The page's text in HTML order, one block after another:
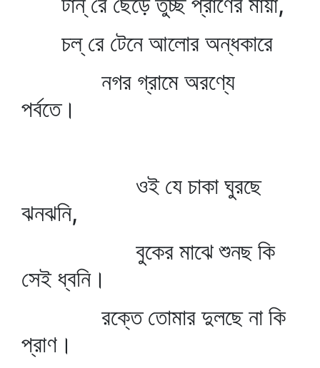
চল্‌ রে টেনে আলোর অন্ধকারে
নগর গ্রামে অরণ্যে
পর্বতে।
ওই যে চাকা ঘুরছে
ঝনঝনি,
বুকের মাঝে শুনছ কি
সেই ধ্বনি।
রক্তে তোমার দুলছে না কি
প্রাণ।